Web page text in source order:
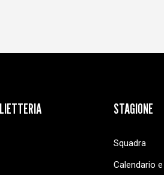
STAGIONE
Squadra
Calendario